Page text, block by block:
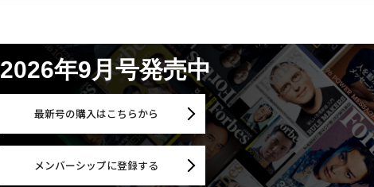
2026年9月号発売中
最新号の購入はこちらから
メンバーシップに登録する